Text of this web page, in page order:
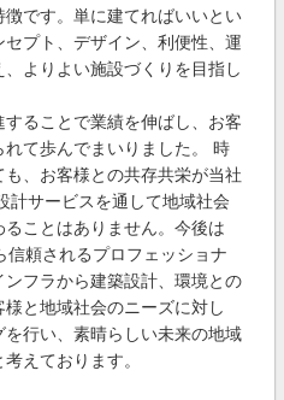
です。単に建てればいいとい
プト、デザイン、利便性、運
よりよい施設づくりを目指し
ることで業績を伸ばし、お客
て歩んでまいりました。 時
、お客様との共存共栄が当社
計サービスを通して地域社会
ことはありません。今後は
頼されるプロフェッショナ
フラから建築設計、環境との
と地域社会のニーズに対し
行い、素晴らしい未来の地域
えております。